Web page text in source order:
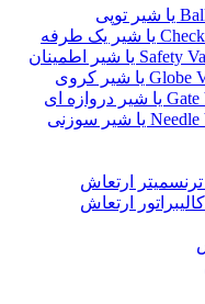
ترنسمیتر ارتعاش
ارتعاش